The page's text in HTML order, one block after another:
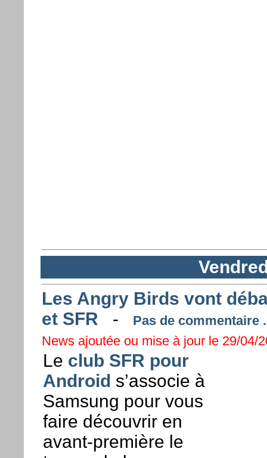
Les Angry Birds vont
et SFR -
Pas de commentaire
News ajoutée ou mise à jour le 29/04/
Le club SFR pour
Android s’associe à
Samsung pour vous
faire découvrir en
avant-première le